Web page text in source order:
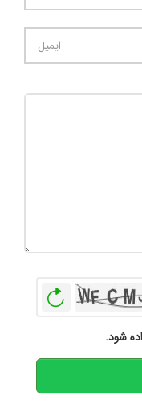
شود.